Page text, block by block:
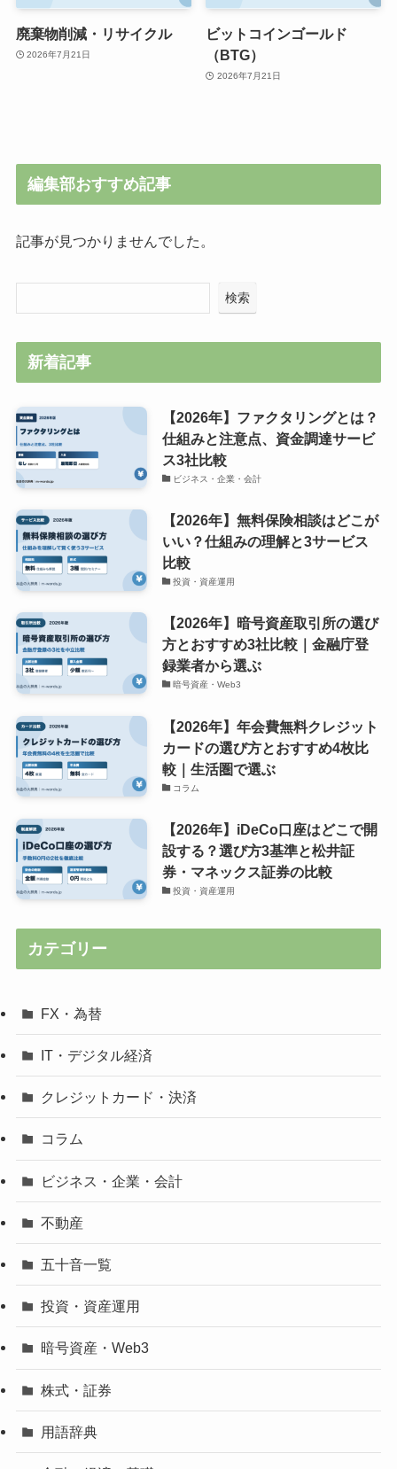
廃棄物削減・リサイクル
2026年7月21日
ビットコインゴールド
（BTG）
2026年7月21日
編集部おすすめ記事
記事が見つかりませんでした。
検索
新着記事
【2026年】ファクタリングとは？
仕組みと注意点、資金調達サービ
ス3社比較
ビジネス・企業・会計
【2026年】無料保険相談はどこが
いい？仕組みの理解と3サービス
比較
投資・資産運用
【2026年】暗号資産取引所の選び
方とおすすめ3社比較｜金融庁登
録業者から選ぶ
暗号資産・Web3
【2026年】年会費無料クレジット
カードの選び方とおすすめ4枚比
較｜生活圏で選ぶ
コラム
【2026年】iDeCo口座はどこで開
設する？選び方3基準と松井証
券・マネックス証券の比較
投資・資産運用
カテゴリー
FX・為替
IT・デジタル経済
クレジットカード・決済
コラム
ビジネス・企業・会計
不動産
五十音一覧
投資・資産運用
暗号資産・Web3
株式・証券
用語辞典